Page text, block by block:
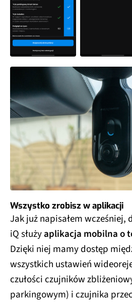
Wszystko zrobisz w aplikacji
Jak już napisałem wcześniej,
iQ służyaplikacja mobilna o
Dzięki niej mamy dostęp
wszystkich ustawień
czułości czujników
parkingowym) i czujnika